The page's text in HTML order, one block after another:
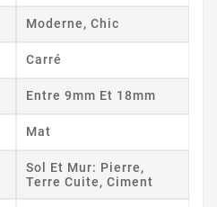
Moderne, Chic
Carré
Entre 9mm Et 18mm
Mat
Sol Et Mur: Pierre,
Terre Cuite, Ciment